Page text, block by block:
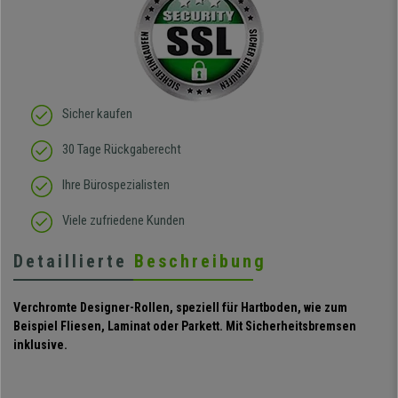
sitzt darin auch wirklich
gut! Die Sitzfläche, eine
Art straffes aber auch
elastisches Gewebe passt
sich der
Körperbewegung an.
Klare Kaufempfehlung!
Sicher kaufen
30 Tage Rückgaberecht
Ihre Bürospezialisten
Viele zufriedene Kunden
Detaillierte Beschreibung
Verchromte Designer-Rollen, speziell für Hartboden, wie zum
Beispiel Fliesen, Laminat oder Parkett. Mit Sicherheitsbremsen
inklusive.